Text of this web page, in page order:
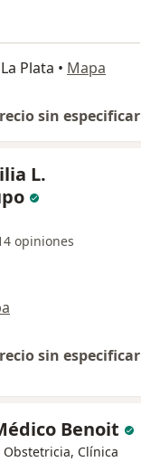
Plata • Mapa
sin especificar
L.
opiniones
sin especificar
Benoit
Obstetricia, Clínica